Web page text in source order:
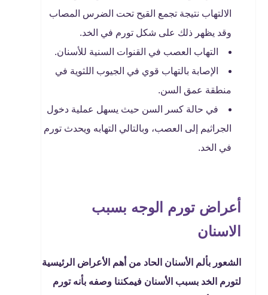
الالتهاب نتيجة تجمع القيح تحت الضرس المصاب
وقد يظهر ذلك على شكل تورم في الخد.
التهاب العصب في القنوات السنية للأسنان.
الإصابة بالتهاب قوي في الجيوب اللثوية في
منطقة عمق السن.
في حالة كسر السن حيث يسهل عملية دخول
الجراثيم إلى العصب، وبالتالي التهابه ويحدث تورم
في الخد.
أعراض تورم الوجه بسبب
الاسنان
الشعور بألم الأسنان الحاد من أهم الأعراض الرئيسية
لتورم الخد بسبب الأسنان فيمكننا وصفه بأنه تورم